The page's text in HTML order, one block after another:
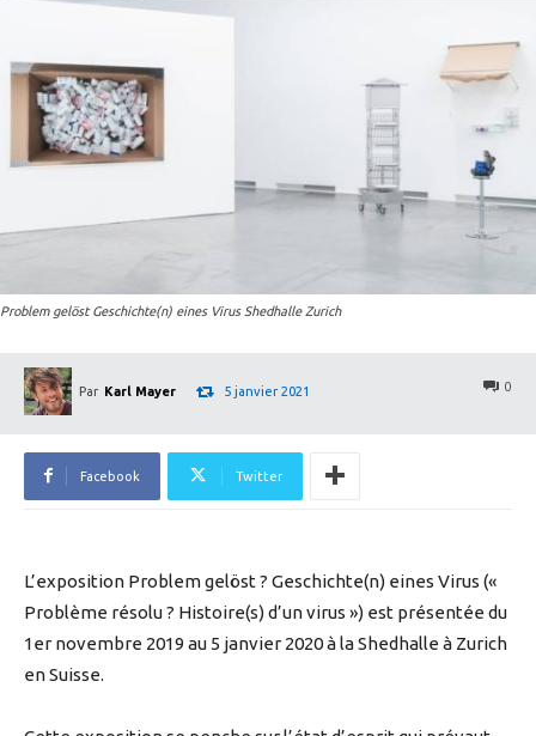
Problem gelöst Geschichte(n) eines Virus Shedhalle Zurich
Par Karl Mayer 0
5 janvier 2021
Facebook Twitter
L’exposition Problem gelöst ? Geschichte(n) eines Virus («
Problème résolu ? Histoire(s) d’un virus ») est présentée du
1er novembre 2019 au 5 janvier 2020 à la Shedhalle à Zurich
en Suisse.